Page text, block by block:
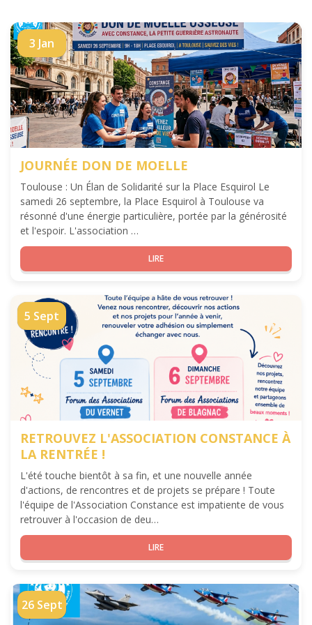
3 Jan
JOURNÉE DON DE MOELLE
Toulouse : Un Élan de Solidarité sur la Place Esquirol Le
samedi 26 septembre, la Place Esquirol à Toulouse va
résonné d'une énergie particulière, portée par la générosité
et l'espoir. L'association …
LIRE
5 Sept
RETROUVEZ L'ASSOCIATION CONSTANCE À
LA RENTRÉE !
L'été touche bientôt à sa fin, et une nouvelle année
d'actions, de rencontres et de projets se prépare ! Toute
l'équipe de l'Association Constance est impatiente de vous
retrouver à l'occasion de deu…
LIRE
26 Sept